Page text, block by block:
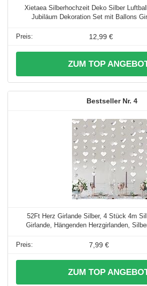
Xietaea Silberhochzeit Deko Silber
Jubiläum Dekoration Set mit Ballons
12,99 €
ZUM TOP
4
52Ft Herz Girlande Silber, 4 Stück 4m
Girlande, Hängenden Herzgirlanden,
7,99 €
ZUM TOP